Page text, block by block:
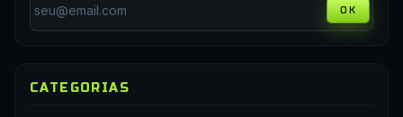
OK
CATEGORIAS